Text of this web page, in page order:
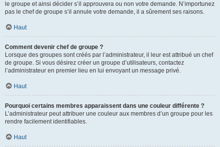
le groupe et ainsi décider s’il approuvera ou non votre demande. N’importunez
pas le chef de groupe s’il annule votre demande, il a sûrement ses raisons.
Haut
Comment devenir chef de groupe ?
Lorsque des groupes sont créés par l’administrateur, il leur est attribué un chef
de groupe. Si vous désirez créer un groupe d’utilisateurs, contactez
l’administrateur en premier lieu en lui envoyant un message privé.
Haut
Pourquoi certains membres apparaissent dans une couleur différente ?
L’administrateur peut attribuer une couleur aux membres d’un groupe pour les
rendre facilement identifiables.
Haut